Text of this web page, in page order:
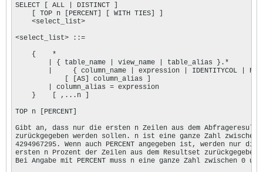
SELECT [ ALL | DISTINCT ]
    [ TOP n [PERCENT] [ WITH TIES] ]
    <select_list>
<select_list> ::=
    {    *
        | { table_name | view_name | table_alias }.*
|     { column_name | expression | IDENTITYCOL |
            [ [AS] column_alias ]
        | column_alias = expression
    }    [ ,...n ]
TOP n [PERCENT]
Gibt an, dass nur die ersten n Zeilen aus dem
zurückgegeben werden sollen. n ist eine ganze Zahl zwischen
4294967295. Wenn auch PERCENT angegeben ist, werden nur die
ersten n Prozent der Zeilen aus dem Resultset zurückgegeben.
Bei Angabe mit PERCENT muss n eine ganze Zahl zwischen 0